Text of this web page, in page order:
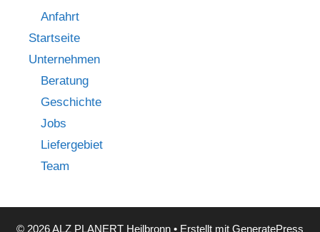
Anfahrt
Startseite
Unternehmen
Beratung
Geschichte
Jobs
Liefergebiet
Team
© 2026 ALZ PLANERT Heilbronn • Erstellt mit GeneratePress